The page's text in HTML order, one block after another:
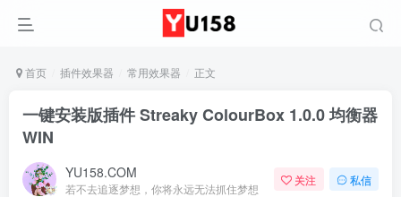
首页 插件效果器 常用效果器 正文
一键安装版插件 Streaky ColourBox 1.0.0 均衡器
WIN
YU158.COM
若不去追逐梦想，你将永远无法抓住梦想
关注 私信